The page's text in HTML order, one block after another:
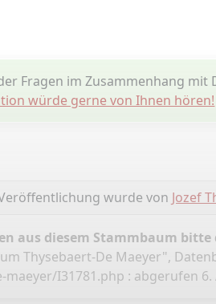
Fragen im Zusammenhang mit
würde gerne von Ihnen hören!
wurde von Jozef
aus diesem Stammbaum
Thysebaert-De Maeyer",
I31781.php : abgerufen 6.